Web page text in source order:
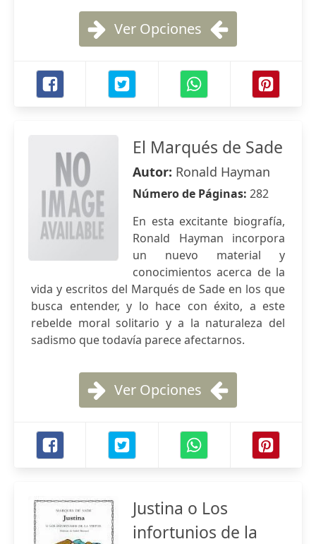
Ver Opciones
El Marqués de Sade
Autor: Ronald Hayman
Número de Páginas: 282
En esta excitante biografía,
Ronald Hayman incorpora
un nuevo material y
conocimientos acerca de la
vida y escritos del Marqués de Sade en los que
busca entender, y lo hace con éxito, a este
rebelde moral solitario y a la naturaleza del
sadismo que todavía parece afectarnos.
Ver Opciones
Justina o Los
infortunios de la